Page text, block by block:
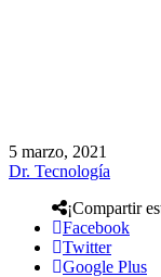
5 marzo, 2021
Dr. Tecnología
¡Compartir
Facebook
Twitter
Google Plus